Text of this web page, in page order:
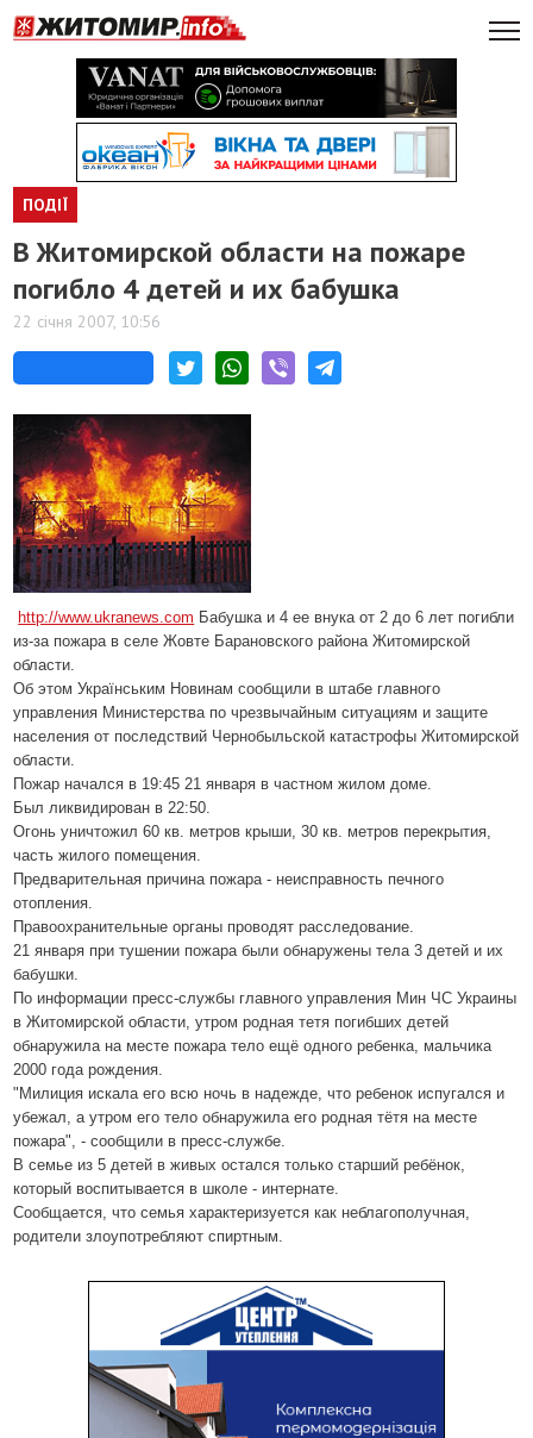
ПОДІЇ
В Житомирской области на пожаре
погибло 4 детей и их бабушка
22 січня 2007, 10:56
http://www.ukranews.com Бабушка и 4 ее внука от 2 до 6 лет погибли
из-за пожара в селе Жовте Барановского района Житомирской
области.
Об этом Українським Новинам сообщили в штабе главного
управления Министерства по чрезвычайным ситуациям и защите
населения от последствий Чернобыльской катастрофы Житомирской
области.
Пожар начался в 19:45 21 января в частном жилом доме.
Был ликвидирован в 22:50.
Огонь уничтожил 60 кв. метров крыши, 30 кв. метров перекрытия,
часть жилого помещения.
Предварительная причина пожара - неисправность печного
отопления.
Правоохранительные органы проводят расследование.
21 января при тушении пожара были обнаружены тела 3 детей и их
бабушки.
По информации пресс-службы главного управления Мин ЧС Украины
в Житомирской области, утром родная тетя погибших детей
обнаружила на месте пожара тело ещё одного ребенка, мальчика
2000 года рождения.
"Милиция искала его всю ночь в надежде, что ребенок испугался и
убежал, а утром его тело обнаружила его родная тётя на месте
пожара", - сообщили в пресс-службе.
В семье из 5 детей в живых остался только старший ребёнок,
который воспитывается в школе - интернате.
Сообщается, что семья характеризуется как неблагополучная,
родители злоупотребляют спиртным.